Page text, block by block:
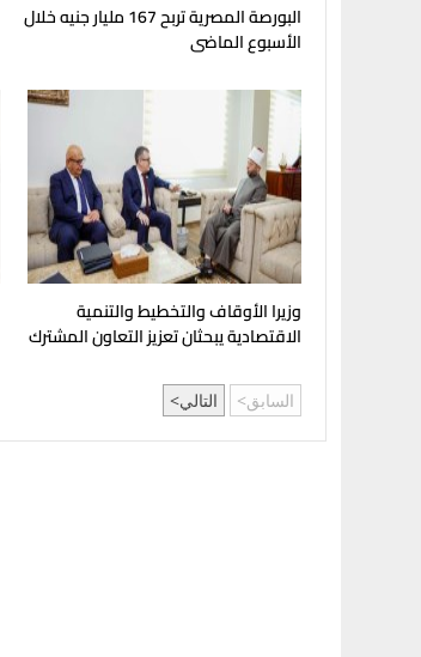
البورصة المصرية تربح 167 مليار جنيه خلال
الأسبوع الماضى
وزيرا الأوقاف والتخطيط والتنمية
الاقتصادية يبحثان تعزيز التعاون المشترك
السابق التالي